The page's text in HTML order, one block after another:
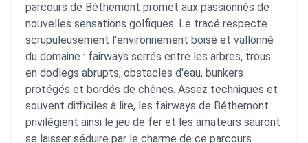
parcours de Béthemont promet aux passionnés de
nouvelles sensations golfiques. Le tracé respecte
scrupuleusement l'environnement boisé et vallonné
du domaine : fairways serrés entre les arbres, trous
en dodlegs abrupts, obstacles d'eau, bunkers
protégés et bordés de chênes. Assez techniques et
souvent difficiles à lire, les fairways de Béthemont
privilégient ainsi le jeu de fer et les amateurs sauront
se laisser séduire par le charme de ce parcours